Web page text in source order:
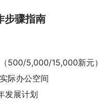
步骤指南
500/5,000/15,000新元）
际办公空间
发展计划